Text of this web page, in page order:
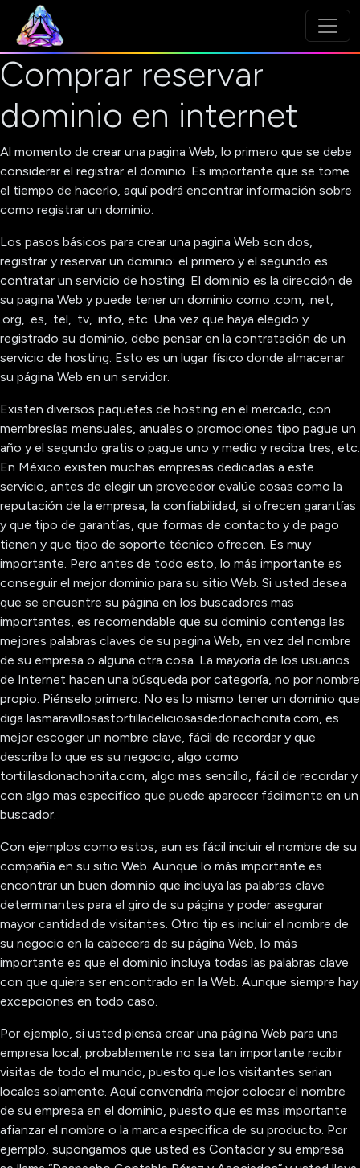
Comprar reservar
dominio en internet
Al momento de crear una pagina Web, lo primero que se debe
considerar el registrar el dominio. Es importante que se tome
el tiempo de hacerlo, aquí podrá encontrar información sobre
como registrar un dominio.
Los pasos básicos para crear una pagina Web son dos,
registrar y reservar un dominio: el primero y el segundo es
contratar un servicio de hosting. El dominio es la dirección de
su pagina Web y puede tener un dominio como .com, .net,
.org, .es, .tel, .tv, .info, etc. Una vez que haya elegido y
registrado su dominio, debe pensar en la contratación de un
servicio de hosting. Esto es un lugar físico donde almacenar
su página Web en un servidor.
Existen diversos paquetes de hosting en el mercado, con
membresías mensuales, anuales o promociones tipo pague un
año y el segundo gratis o pague uno y medio y reciba tres, etc.
En México existen muchas empresas dedicadas a este
servicio, antes de elegir un proveedor evalúe cosas como la
reputación de la empresa, la confiabilidad, si ofrecen garantías
y que tipo de garantías, que formas de contacto y de pago
tienen y que tipo de soporte técnico ofrecen. Es muy
importante. Pero antes de todo esto, lo más importante es
conseguir el mejor dominio para su sitio Web. Si usted desea
que se encuentre su página en los buscadores mas
importantes, es recomendable que su dominio contenga las
mejores palabras claves de su pagina Web, en vez del nombre
de su empresa o alguna otra cosa. La mayoría de los usuarios
de Internet hacen una búsqueda por categoría, no por nombre
propio. Piénselo primero. No es lo mismo tener un dominio que
diga lasmaravillosastortilladeliciosasdedonachonita.com, es
mejor escoger un nombre clave, fácil de recordar y que
describa lo que es su negocio, algo como
tortillasdonachonita.com, algo mas sencillo, fácil de recordar y
con algo mas especifico que puede aparecer fácilmente en un
buscador.
Con ejemplos como estos, aun es fácil incluir el nombre de su
compañía en su sitio Web. Aunque lo más importante es
encontrar un buen dominio que incluya las palabras clave
determinantes para el giro de su página y poder asegurar
mayor cantidad de visitantes. Otro tip es incluir el nombre de
su negocio en la cabecera de su página Web, lo más
importante es que el dominio incluya todas las palabras clave
con que quiera ser encontrado en la Web. Aunque siempre hay
excepciones en todo caso.
Por ejemplo, si usted piensa crear una página Web para una
empresa local, probablemente no sea tan importante recibir
visitas de todo el mundo, puesto que los visitantes serian
locales solamente. Aquí convendría mejor colocar el nombre
de su empresa en el dominio, puesto que es mas importante
afianzar el nombre o la marca especifica de su producto. Por
ejemplo, supongamos que usted es Contador y su empresa